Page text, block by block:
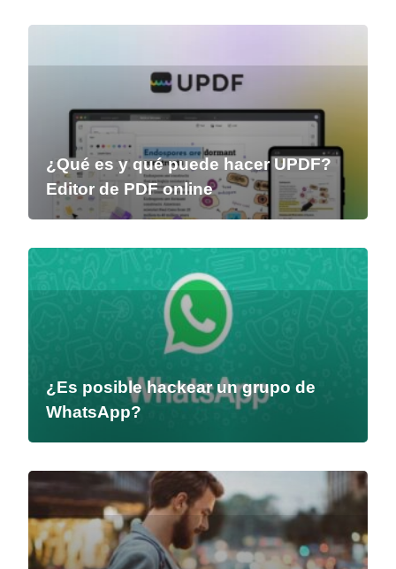
¿Qué es y qué puede hacer UPDF?
Editor de PDF online
¿Es posible hackear un grupo de
WhatsApp?